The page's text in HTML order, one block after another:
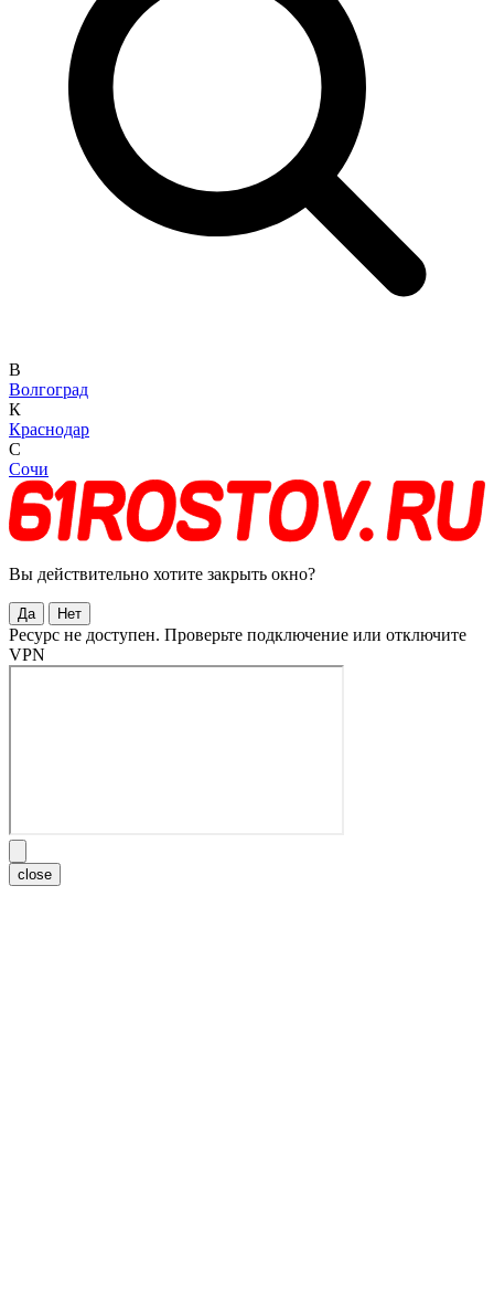
В
Волгоград
К
Краснодар
С
Сочи
Вы действительно хотите закрыть окно?
Да Нет
Ресурс не доступен. Проверьте подключение или отключите
VPN
close